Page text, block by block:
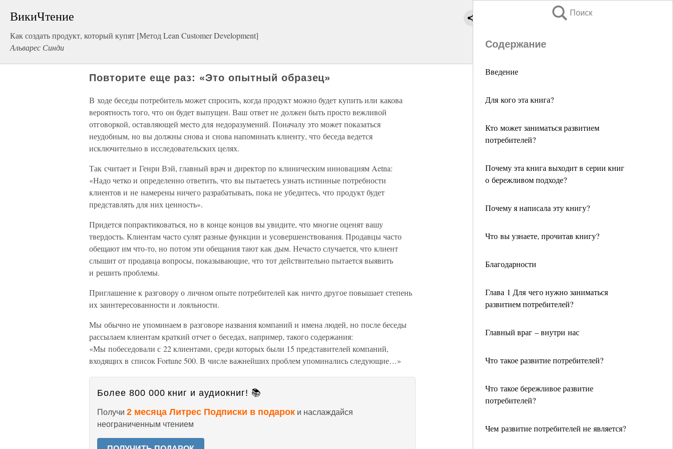
ВикиЧтение
Как создать продукт, который купят [Метод Lean Customer Development]
Альварес Синди
Поиск
Содержание
Введение
Для кого эта книга?
Кто может заниматься развитием
потребителей?
Почему эта книга выходит в серии книг
о бережливом подходе?
Почему я написала эту книгу?
Что вы узнаете, прочитав книгу?
Благодарности
Глава 1 Для чего нужно заниматься
развитием потребителей?
Главный враг – внутри нас
Что такое развитие потребителей?
Что такое бережливое развитие
потребителей?
Чем развитие потребителей не является?
Повторите еще раз: «Это опытный образец»
В ходе беседы потребитель может спросить, когда продукт можно будет купить или какова
вероятность того, что он будет выпущен. Ваш ответ не должен быть просто вежливой
отговоркой, оставляющей место для недоразумений. Поначалу это может показаться
неудобным, но вы должны снова и снова напоминать клиенту, что беседа ведется
исключительно в исследовательских целях.
Так считает и Генри Вэй, главный врач и директор по клиническим инновациям Aetna:
«Надо четко и определенно ответить, что вы пытаетесь узнать истинные потребности
клиентов и не намерены ничего разрабатывать, пока не убедитесь, что продукт будет
представлять для них ценность».
Придется попрактиковаться, но в конце концов вы увидите, что многие оценят вашу
твердость. Клиентам часто сулят разные функции и усовершенствования. Продавцы часто
обещают им что-то, но потом эти обещания тают как дым. Нечасто случается, что клиент
слышит от продавца вопросы, показывающие, что тот действительно пытается выявить
и решить проблемы.
Приглашение к разговору о личном опыте потребителей как ничто другое повышает степень
их заинтересованности и лояльности.
Мы обычно не упоминаем в разговоре названия компаний и имена людей, но после беседы
рассылаем клиентам краткий отчет о беседах, например, такого содержания:
«Мы побеседовали с 22 клиентами, среди которых были 15 представителей компаний,
входящих в список Fortune 500. В числе важнейших проблем упоминались следующие…»
Более 800 000 книг и аудиокниг! 📚
Получи 2 месяца Литрес Подписки в подарок и наслаждайся
неограниченным чтением